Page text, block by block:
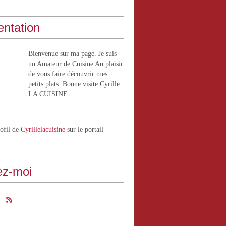
Bienvenue sur ma page. Je suis
un Amateur de Cuisine Au plaisir
de vous faire découvrir mes
petits plats. Bonne visite Cyrille
LA CUISINE
de Cyrillelacuisine sur le portail
moi